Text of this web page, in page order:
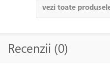
vezi toate
Recenzii (0)